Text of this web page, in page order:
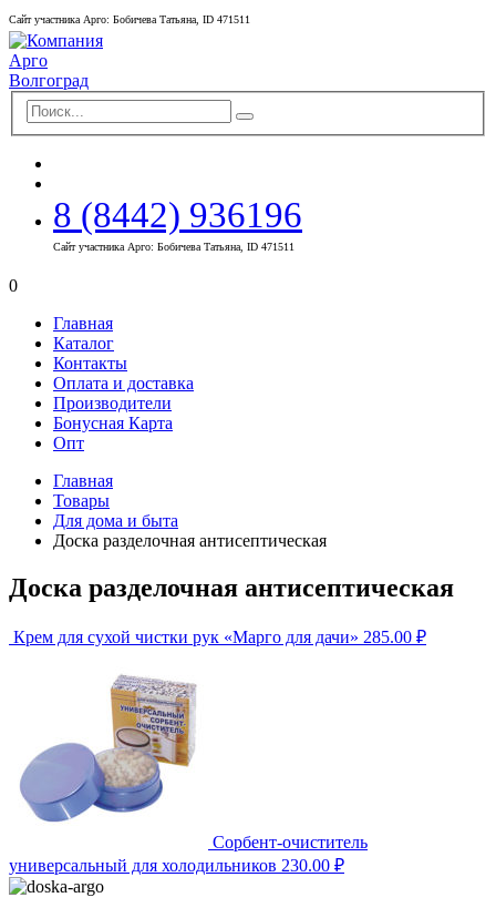
Сайт участника Арго: Бобичева Татьяна, ID 471511
8 (8442) 936196
Сайт участника Арго: Бобичева Татьяна, ID 471511
0
Главная
Каталог
Контакты
Оплата и доставка
Производители
Бонусная Карта
Опт
Главная
Товары
Для дома и быта
Доска разделочная антисептическая
Доска разделочная антисептическая
Крем для сухой чистки рук «Марго для дачи» 285.00 ₽
Сорбент-очиститель
универсальный для холодильников 230.00 ₽